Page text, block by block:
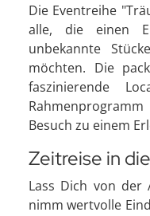
Die Eventreihe
alle, die einen
unbekannte
möchten. Die
faszinierende
Besuch zu einem
Zeitreise in
Lass Dich von der
nimm wertvolle